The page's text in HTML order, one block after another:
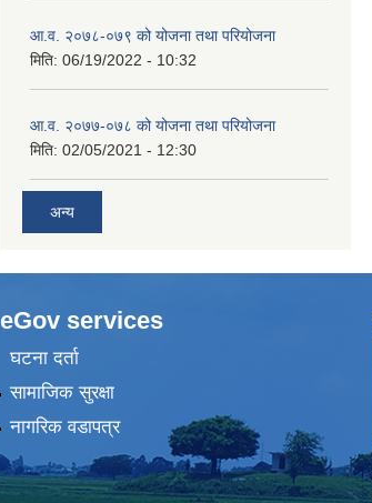
आ.व. २०७८-०७९ को योजना तथा परियोजना
मिति: 06/19/2022 - 10:32
आ.व. २०७७-०७८ को योजना तथा परियोजना
मिति: 02/05/2021 - 12:30
अन्य
eGov services
घटना दर्ता
सामाजिक सुरक्षा
नागरिक वडापत्र